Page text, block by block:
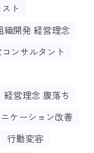
ト
織開発 経営理念
ンサルタント
経営理念 腹落ち
ケーション改善
行動変容